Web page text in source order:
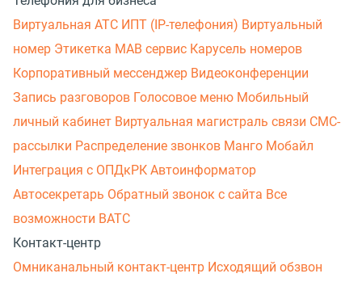
Виртуальная АТС ИПТ (IP-телефония) Виртуальный
номер Этикетка МАВ сервис Карусель номеров
Корпоративный мессенджер Видеоконференции
Запись разговоров Голосовое меню Мобильный
личный кабинет Виртуальная магистраль связи СМС-
рассылки Распределение звонков Манго Мобайл
Интеграция с ОПДкРК Автоинформатор
Автосекретарь Обратный звонок с сайта Все
возможности ВАТС
Контакт-центр
Омниканальный контакт-центр Исходящий обзвон